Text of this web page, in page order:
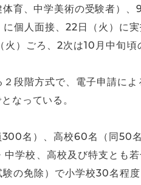
育、中学美術の受験者）
個人面接、22日（火）に
）ごろ、2次は10月中旬
段階方式で、電子申請に
なっている。
名）、高校60名（同50
学校、高校及び特支とも
の免除）で小学校30名程